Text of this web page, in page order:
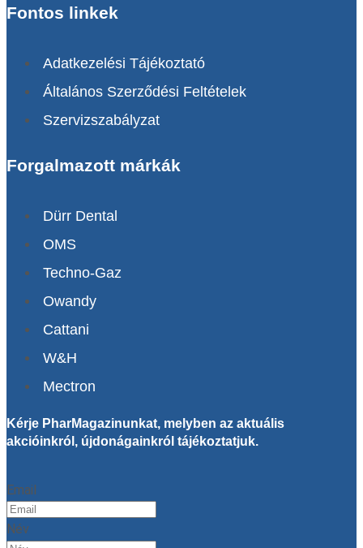
Fontos linkek
Adatkezelési Tájékoztató
Általános Szerződési Feltételek
Szervizszabályzat
Forgalmazott márkák
Dürr Dental
OMS
Techno-Gaz
Owandy
Cattani
W&H
Mectron
Kérje PharMagazinunkat, melyben az aktuális
akcióinkról, újdonágainkról tájékoztatjuk.
Email
Név